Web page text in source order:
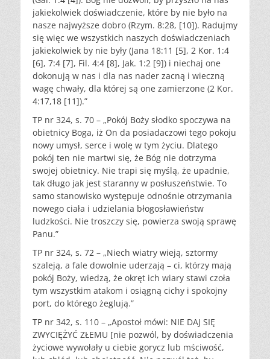
jakiekolwiek doświadczenie, które by nie było na
nasze najwyższe dobro (Rzym. 8:28, [10]). Radujmy
się więc we wszystkich naszych doświadczeniach
jakiekolwiek by nie były (Jana 18:11 [5], 2 Kor. 1:4
[6], 7:4 [7], Fil. 4:4 [8], Jak. 1:2 [9]) i niechaj one
dokonują w nas i dla nas nader zacną i wieczną
wagę chwały, dla której są one zamierzone (2 Kor.
4:17,18 [11]).”
TP nr 324, s. 70 – „Pokój Boży słodko spoczywa na
obietnicy Boga, iż On da posiadaczowi tego pokoju
nowy umysł, serce i wolę w tym życiu. Dlatego
pokój ten nie martwi się, że Bóg nie dotrzyma
swojej obietnicy. Nie trapi się myślą, że upadnie,
tak długo jak jest staranny w posłuszeństwie. To
samo stanowisko występuje odnośnie otrzymania
nowego ciała i udzielania błogosławieństw
ludzkości. Nie troszczy się, powierza swoją sprawę
Panu.”
TP nr 324, s. 72 – „Niech wiatry wieją, sztormy
szaleją, a fale dowolnie uderzają – ci, którzy mają
pokój Boży, wiedzą, że okręt ich wiary stawi czoła
tym wszystkim atakom i osiągną cichy i spokojny
port, do którego żeglują.”
TP nr 342, s. 110 – „Apostoł mówi: NIE DAJ SIĘ
ZWYCIĘŻYĆ ZŁEMU [nie pozwól, by doświadczenia
życiowe wywołały u ciebie gorycz lub mściwość,